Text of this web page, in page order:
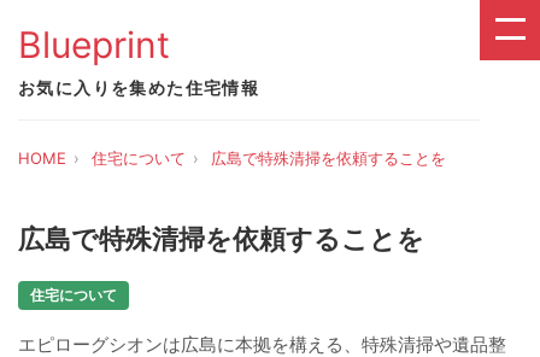
Blueprint
お気に入りを集めた住宅情報
HOME 住宅について 広島で特殊清掃を依頼することを
広島で特殊清掃を依頼することを
住宅について
エピローグシオンは広島に本拠を構える、特殊清掃や遺品整